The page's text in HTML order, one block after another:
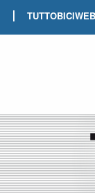
| TUTTOBICIWEB